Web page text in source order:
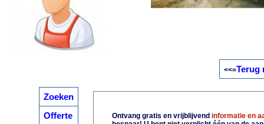
Zoeken
Offerte
<<=Terug
Ontvang gratis en vrijblijvendinformatie en